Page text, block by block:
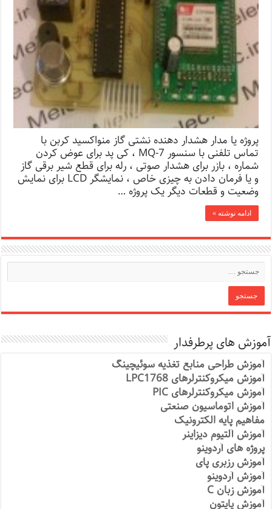
پروژه یا مدار هشدار دهنده نشتی گاز منواکسید کربن با
تماس تلفنی با سنسور MQ-7 ، کی پد برای عوض کردن
شماره ، بازر برای هشدار صوتی ، رله برای قطع شیر برقی گاز
و یا فرمان دادن به چیزی خاص ، نمایشگر LCD برای نمایش
وضعیت و قطعات دیگر یک پروژه …
ادامه نوشته »
آموزش های پرطرفدار
آموزش طراحی منابع تغذیه سوئیچینگ
آموزش میکروکنترلرهای LPC1768
آموزش میکروکنترلرهای PIC
آموزش اتوماسیون صنعتی
مفاهیم پایه الکترونیک
آموزش آلتیوم دیزاینر
پروژه های آردوینو
آموزش رزبری پای
آموزش آردوینو
آموزش زبان C
آموزش پایتون